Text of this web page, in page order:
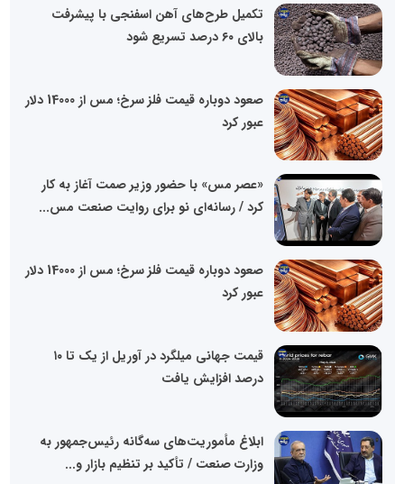
تکمیل طرح‌های آهن اسفنجی با پیشرفت
بالای ۶۰ درصد تسریع شود
صعود دوباره قیمت فلز سرخ؛ مس از 14000 دلار
عبور کرد
«عصر مس» با حضور وزیر صمت آغاز به کار
کرد / رسانه‌ای نو برای روایت صنعت مس...
صعود دوباره قیمت فلز سرخ؛ مس از 14000 دلار
عبور کرد
قیمت جهانی میلگرد در آوریل از یک تا ۱۰
درصد افزایش یافت
ابلاغ مأموریت‌های سه‌گانه رئیس‌جمهور به
وزارت صنعت / تأکید بر تنظیم بازار و...